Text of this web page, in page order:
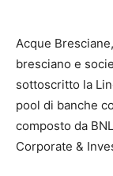
Acque
bresciano e
sottoscritto la
pool di banche
composto da
Corporate &